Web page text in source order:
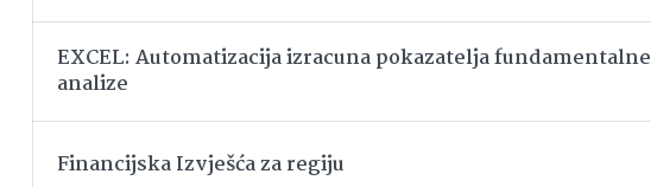
EXCEL: Automatizacija izracuna pokazatelja fundamentalne
analize
Financijska Izvješća za regiju